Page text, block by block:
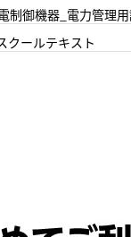
制御機器_電力管理
クールテキスト